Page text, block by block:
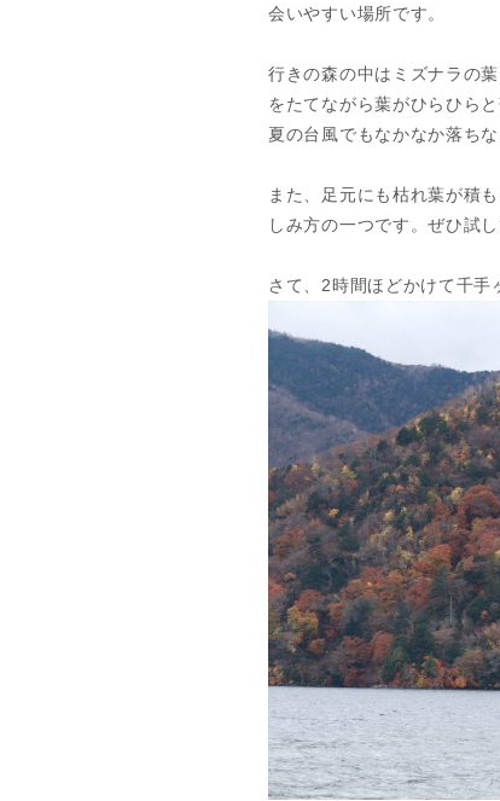
会いやすい場所です。
行きの森の中はミズナラの
をたてながら葉がひらひら
夏の台風でもなかなか落ち
また、足元にも枯れ葉が積
しみ方の一つです。ぜひ試
さて、2時間ほどかけて千手